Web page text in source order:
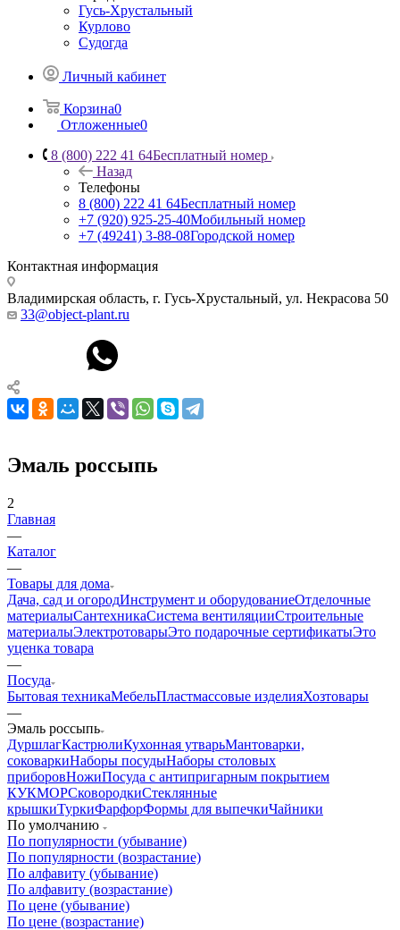
Гусь-Хрустальный
Курлово
Судогда
Личный кабинет
Корзина0
Отложенные0
8 (800) 222 41 64Бесплатный номер
Назад
Телефоны
8 (800) 222 41 64Бесплатный номер
+7 (920) 925-25-40Мобильный номер
+7 (49241) 3-88-08Городской номер
Контактная информация
Владимирская область, г. Гусь-Хрустальный, ул. Некрасова 50
33@object-plant.ru
Эмаль россыпь
2
Главная
—
Каталог
—
Товары для дома
Дача, сад и огородИнструмент и оборудованиеОтделочные
материалыСантехникаСистема вентиляцииСтроительные
материалыЭлектротоварыЭто подарочные сертификатыЭто
уценка товара
—
Посуда
Бытовая техникаМебельПластмассовые изделияХозтовары
—
Эмаль россыпь
ДуршлагКастрюлиКухонная утварьМантоварки,
соковаркиНаборы посудыНаборы столовых
приборовНожиПосуда с антипригарным покрытием
КУКМОРСковородкиСтеклянные
крышкиТуркиФарфорФормы для выпечкиЧайники
По умолчанию
По популярности (убывание)
По популярности (возрастание)
По алфавиту (убывание)
По алфавиту (возрастание)
По цене (убывание)
По цене (возрастание)